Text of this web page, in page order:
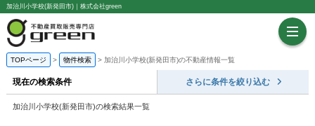
加治川小学校(新発田市)｜株式会社green
TOPページ 物件検索 加治川小学校(新発田市)の不動産情報一覧
現在の検索条件 さらに条件を絞り込む
加治川小学校(新発田市)の検索結果一覧